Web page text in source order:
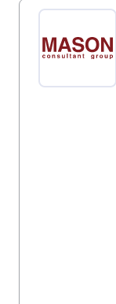
お、給与計算
ートの対象と
ションとして
にも対応可能
では対応して